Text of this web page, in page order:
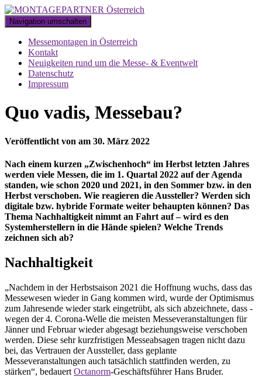
Navigation umschalten
Messemontagen in Österreich
Kontakt
Neuigkeiten rund um die Messe- & Eventwelt
Datenschutz
Impressum
Quo vadis, Messebau?
Veröffentlicht von am 30. März 2022
Nach einem kurzen „Zwischenhoch“ im Herbst letzten Jahres
werden viele Messen, die im 1. Quartal 2022 auf der Agenda
standen, wie schon 2020 und 2021, in den Sommer bzw. in den
Herbst verschoben. Wie reagieren die Aussteller? Werden sich
digitale bzw. hybride Formate weiter behaupten können? Das
Thema Nachhaltigkeit nimmt an Fahrt auf – wird es den
Systemherstellern in die Hände spielen? Welche Trends
zeichnen sich ab?
Nachhaltigkeit
„Nachdem in der Herbstsaison 2021 die Hoffnung wuchs, dass das
Messewesen wieder in Gang kommen wird, wurde der Optimismus
zum Jahresende wieder stark eingetrübt, als sich abzeichnete, dass ­
wegen der 4. Corona-Welle die meisten Messeveranstaltungen für
Jänner und Februar wieder abgesagt beziehungsweise verschoben
werden. Diese sehr kurzfristigen Messeabsagen tragen nicht dazu
bei, das Vertrauen der Aussteller, dass ­geplante
Messeveranstaltungen auch tatsächlich stattfinden werden, zu
stärken“, bedauert Octanorm-Geschäftsführer Hans Bruder.